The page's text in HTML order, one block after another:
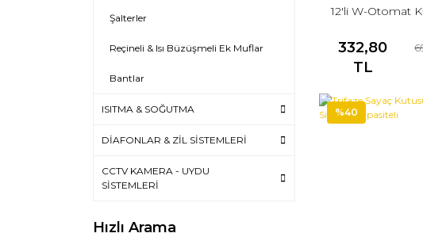
Şalterler
Reçineli & Isı Büzüşmeli Ek Muflar
Bantlar
ISITMA & SOĞUTMA
DİAFONLAR & ZİL SİSTEMLERİ
CCTV KAMERA - UYDU
SİSTEMLERİ
Hızlı Arama
12'li W-Otomat
332,80
TL
%40